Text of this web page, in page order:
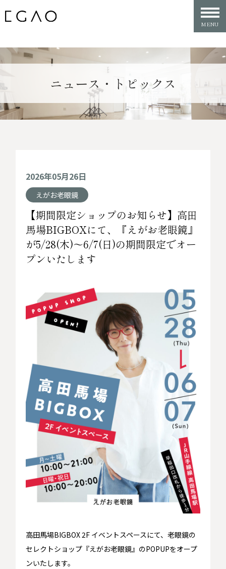
ニュース・トピックス
2026年05月26日
えがお老眼鏡
【期間限定ショップのお知らせ】高田
馬場BIGBOXにて、『えがお老眼鏡』
が5/28(木)～6/7(日)の期間限定でオー
プンいたします
高田馬場BIGBOX 2F イベントスペースにて、老眼鏡の
セレクトショップ『えがお老眼鏡』のPOPUPをオープ
ンいたします。